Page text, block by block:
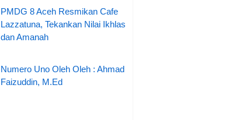
PMDG 8 Aceh Resmikan Cafe
Lazzatuna, Tekankan Nilai Ikhlas
dan Amanah
Numero Uno Oleh Oleh : Ahmad
Faizuddin, M.Ed